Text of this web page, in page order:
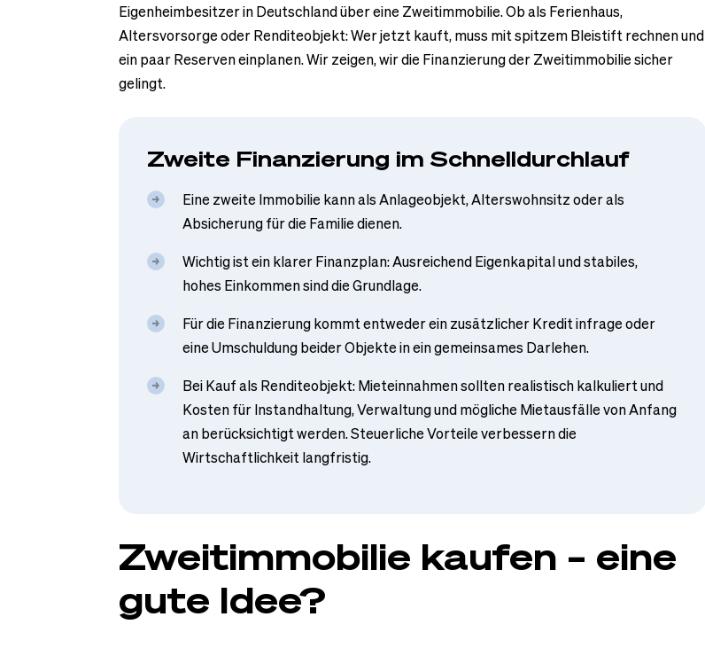
Eigenheimbesitzer in Deutschland über eine Zweitimmobilie. Ob als Ferienhaus,
Altersvorsorge oder Renditeobjekt: Wer jetzt kauft, muss mit spitzem Bleistift rechnen und
ein paar Reserven einplanen. Wir zeigen, wir die Finanzierung der Zweitimmobilie sicher
gelingt.
Zweite Finanzierung im Schnelldurchlauf
Eine zweite Immobilie kann als Anlageobjekt, Alterswohnsitz oder als
Absicherung für die Familie dienen.
Wichtig ist ein klarer Finanzplan: Ausreichend Eigenkapital und stabiles,
hohes Einkommen sind die Grundlage.
Für die Finanzierung kommt entweder ein zusätzlicher Kredit infrage oder
eine Umschuldung beider Objekte in ein gemeinsames Darlehen.
Bei Kauf als Renditeobjekt: Mieteinnahmen sollten realistisch kalkuliert und
Kosten für Instandhaltung, Verwaltung und mögliche Mietausfälle von Anfang
an berücksichtigt werden. Steuerliche Vorteile verbessern die
Wirtschaftlichkeit langfristig.
Zweitimmobilie kaufen – eine
gute Idee?